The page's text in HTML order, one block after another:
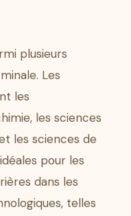
plusieurs
Les
les
les sciences
les sciences de
pour les
dans les
telles